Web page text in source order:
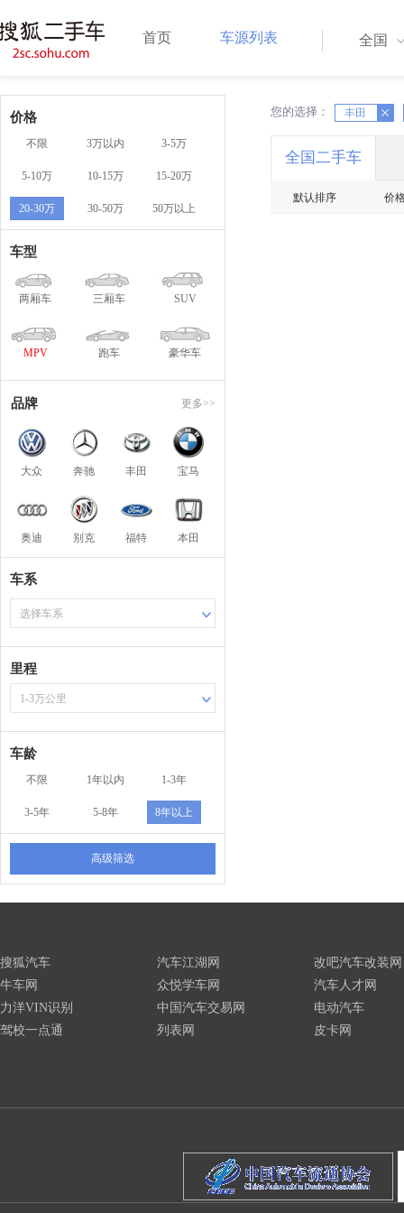
首页 车源列表 全国
价格
不限 3万以内 3-5万
5-10万 10-15万 15-20万
20-30万 30-50万 50万以上
车型
两厢车 三厢车 SUV
MPV 跑车 豪华车
品牌 更多>>
大众 奔驰 丰田 宝马
奥迪 别克 福特 本田
车系
选择车系
里程
1-3万公里
车龄
不限 1年以内 1-3年
3-5年 5-8年 8年以上
高级筛选
您的选择： 丰田
X X
全国二手车
默认排序 价
搜狐汽车
牛车网
力洋VIN识别
驾校一点通
汽车江湖网
众悦学车网
中国汽车交易网
列表网
改吧汽车改装网
汽车人才网
电动汽车
皮卡网